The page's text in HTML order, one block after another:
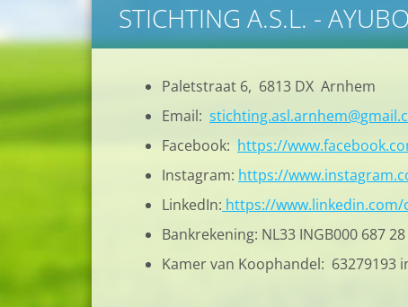
STICHTING A.S.L. -
Paletstraat 6, 6813 DX Arnhem
Email:
Facebook: https://
Instagram: https://
LinkedIn: https://
Bankrekening: NL33 INGB000 687
Kamer van Koophandel: 63279193